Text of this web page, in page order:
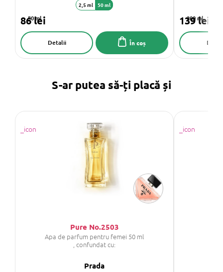
50 ml
86 lei
În coș
Detalii
2,5 ml 50 ml
200 ml
139 lei
S-ar putea să-ți placă și
Pure No.2503
Apa de parfum pentru femei 50 ml
, confundat cu:
Prada